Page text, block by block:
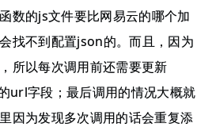
数的js文件要比网易云的哪个加
找不到配置json的。而且，因为
所以每次调用前还需要更新
url字段；最后调用的情况大概就
因为发现多次调用的话会重复添